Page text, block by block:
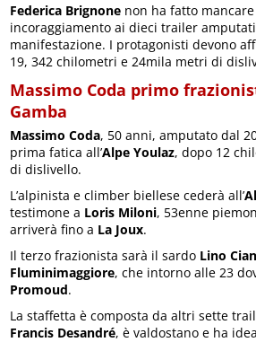
Federica Brignone non ha fatto
incoraggiamento ai dieci trailer
manifestazione. I protagonisti devono
19, 342 chilometri e 24mila metri di
Massimo Coda primo
Gamba
Massimo Coda, 50 anni, amputato dal
prima fatica all’Alpe Youlaz, dopo 12
di dislivello.
L’alpinista e climber biellese cederà all’
testimone a Loris Miloni, 53enne
arriverà fino a La Joux.
Il terzo frazionista sarà il sardo Lino
Fluminimaggiore, che intorno alle 23
Promoud.
La staffetta è composta da altri sette
Francis Desandré, è valdostano e ha